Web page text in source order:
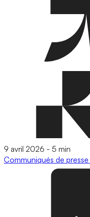
9 avril 2026 - 5 min
Communiqués de presse